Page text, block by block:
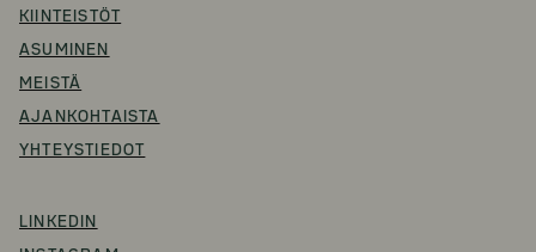
KIINTEISTÖT
ASUMINEN
MEISTÄ
AJANKOHTAISTA
YHTEYSTIEDOT
LINKEDIN